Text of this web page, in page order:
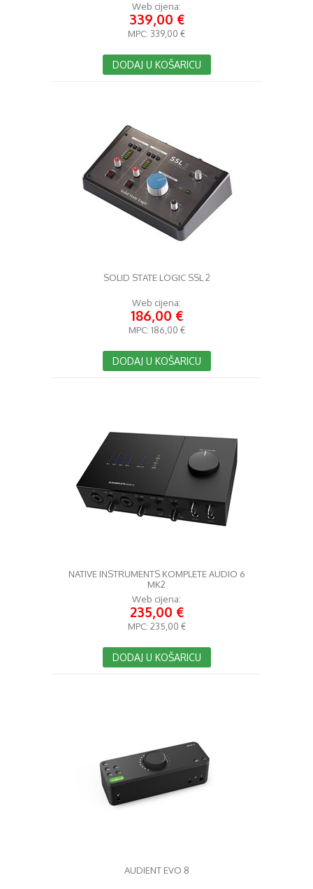
Web cijena:
339,00 €
MPC: 339,00 €
DODAJ U KOŠARICU
SOLID STATE LOGIC SSL 2
Web cijena:
186,00 €
MPC: 186,00 €
DODAJ U KOŠARICU
NATIVE INSTRUMENTS KOMPLETE AUDIO 6
MK2
Web cijena:
235,00 €
MPC: 235,00 €
DODAJ U KOŠARICU
AUDIENT EVO 8